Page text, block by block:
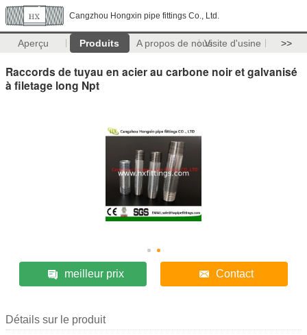
Cangzhou Hongxin pipe fittings Co., Ltd.
Aperçu Produits A propos de nousVisite d'usine >>
Raccords de tuyau en acier au carbone noir et galvanisé
à filetage long Npt
meilleur prix Contact
Détails sur le produit